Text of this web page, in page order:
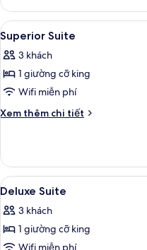
Accessible
Double
Room
Xem
tất
cả
ảnh
Superior
Suite
8
Superior Suite
3 khách
1 giường cỡ king
Wifi miễn phí
Xem thêm chi tiết
Chi
Superior
Suite
Xem
tất
cả
ảnh
9
Deluxe Suite
3 khách
1 giường cỡ king
Wifi miễn phí